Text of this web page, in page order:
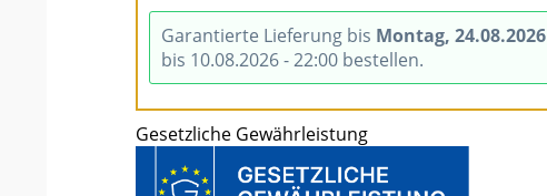
Garantierte Lieferung bis Montag, 24.08.2026
bis 10.08.2026 - 22:00 bestellen.
Gesetzliche Gewährleistung